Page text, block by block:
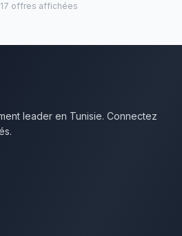
offres affichées
leader en Tunisie. Connectez